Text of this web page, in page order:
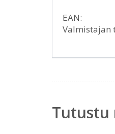
EAN:
Valmistajan
Tutustu